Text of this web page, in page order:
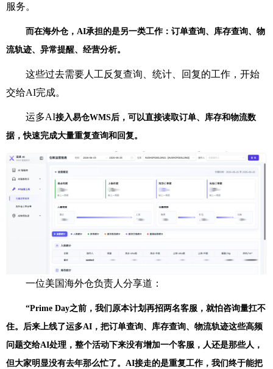
服务。
而在海外仓，AI承担的是另一类工作：订单查询、库存查询、物
流轨迹、异常提醒、经营分析。
这些过去需要人工反复查询、统计、回复的工作，开始
交给AI完成。
运多AI接入易仓WMS后，可以直接读取订单、库存和物流数
据，快速完成大量重复查询和回复。
一位美国海外仓负责人分享道：
“Prime Day之前，我们原本计划再招两名客服，就怕咨询量扛不
住。后来上线了运多AI，把订单查询、库存查询、物流轨迹这些高频
问题交给AI处理，整个活动下来没有增加一个客服，人还是那些人，
但大家明显没有去年那么忙了。AI接走的是重复工作，我们终于能把